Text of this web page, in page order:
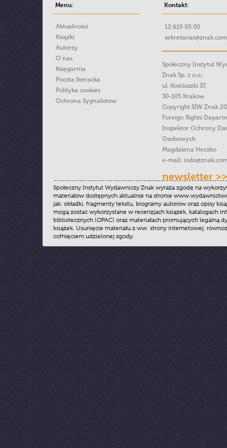
Menu:
Aktualności
Książki
Autorzy
O nas
Księgarnia
Poczta literacka
Polityka cookies
Ochrona Sygnalistow
Kontakt:
12 619 95 00
Społeczny Instytut
Znak Sp. z o.o.,
ul. Kościuszki 37,
30-105 Kraków
Copyright SIW Znak
Foreign Rights
Inspektor Ochrony
Osobowych
Magdalena Heczko
e-mail:
newsletter >>
Społeczny Instytut Wydawniczy Znak wyraża zgodę na
materiałów dostępnych aktualnie na stronie
jak: okładki, fragmenty tekstu, biogramy autorów oraz opisy
mogą zostać wykorzystane w recenzjach książek, katalogach
bibliotecznych (OPAC) oraz materiałach promujących legalną
książek. Usunięcie materiału z ww. strony internetowej,
cofnięciem udzielonej zgody.